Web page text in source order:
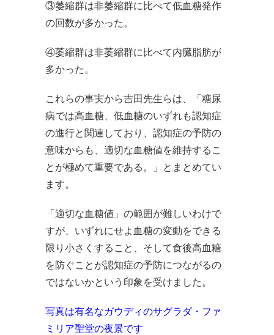
③萎縮群は非萎縮群に比べて低血糖発作
の回数が多かった。
④萎縮群は非萎縮群に比べて内臓脂肪が
多かった。
これらの事実から吉田先生らは、「糖尿
病では高血糖、低血糖のいずれも認知症
の進行と関連しており、認知症の予防の
意味からも、適切な血糖値を維持するこ
とが極めて重要である。」とまとめてい
ます。
「適切な血糖値」の範囲が難しいわけで
すが、いずれにせよ血糖の変動をできる
限り小さくすること、そして食後高血糖
を防ぐことが認知症の予防につながるの
ではないかという印象を受けました。
写真は有名なガウディのサグラダ・ファ
ミリア聖堂の夜景です